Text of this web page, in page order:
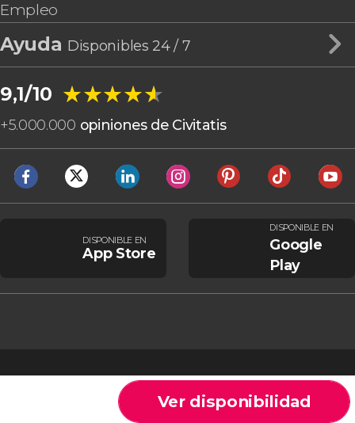
Ver disponibilidad
Empleo
Ayuda Disponibles 24 / 7
9,1/10 ★★★★★
★★★★★
+5.000.000 opiniones de Civitatis
DISPONIBLE EN
App Store
DISPONIBLE EN
Google
Play
Condiciones generales Aviso legal Política de privacidad Cookies